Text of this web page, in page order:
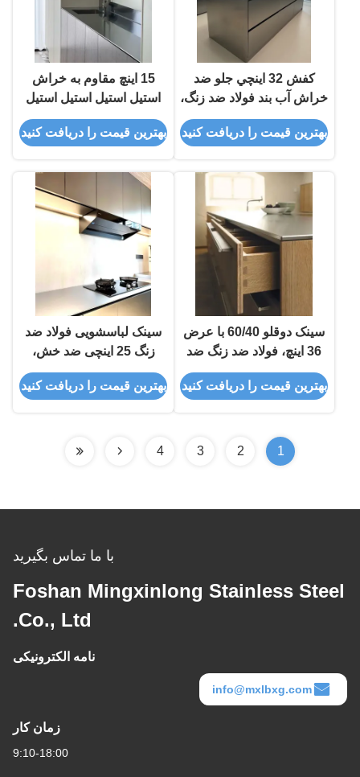
کفش 32 اينچي جلو ضد
خراش آب بند فولاد ضد زنگ،
مزرعه ي تک کاسه
بهترین قیمت را دریافت کنید
15 اينچ مقاوم به خراش
استيل استيل استيل استيل
استيل استيل استيل
بهترین قیمت را دریافت کنید
سینک دوقلو 60/40 با عرض
36 اینچ، فولاد ضد زنگ ضد
خش، زیرکابینتی
بهترین قیمت را دریافت کنید
سینک لباسشویی فولاد ضد
زنگ 25 اینچی ضد خش،
سینک کاربردی، نصب از بالا
بهترین قیمت را دریافت کنید
1
2
3
4
با ما تماس بگیرید
Foshan Mingxinlong Stainless Steel
Co., Ltd.
نامه الکترونیکی
info@mxlbxg.com
زمان کار
9:10-18:00